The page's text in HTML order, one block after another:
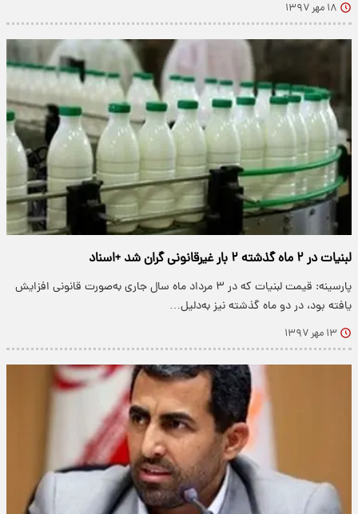
۱۸ مهر ۱۳۹۷
لبنیات در ۲ ماه گذشته ۲ بار غیرقانونی گران شد +اسناد
پارسینه: قیمت لبنیات که در ۳ مرداد ماه سال جاری به‌صورت قانونی افزایش
یافته بود، در دو ماه گذشته نیز به‌دلیل…
۱۳ مهر ۱۳۹۷